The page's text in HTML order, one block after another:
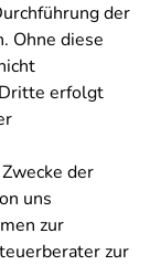
der
Ohne diese
erfolgt
der
uns
zur
zur